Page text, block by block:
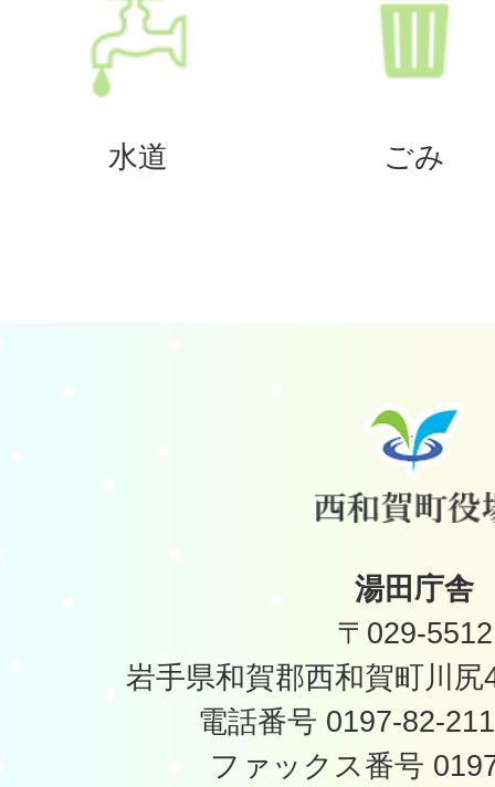
水道 ごみ
湯田庁舎
〒029-5512
岩手県和賀郡西和賀町川
電話番号 0197-82-
ファックス番号